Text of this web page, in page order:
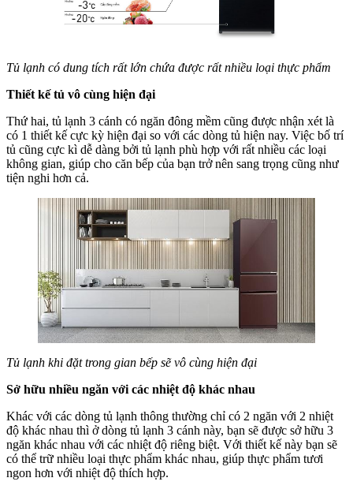
Tủ lạnh có dung tích rất lớn chứa được rất nhiều loại thực phẩm
Thiết kế tủ vô cùng hiện đại
Thứ hai, tủ lạnh 3 cánh có ngăn đông mềm cũng được nhận xét là
có 1 thiết kế cực kỳ hiện đại so với các dòng tủ hiện nay. Việc bố trí
tủ cũng cực kì dễ dàng bởi tủ lạnh phù hợp với rất nhiều các loại
không gian, giúp cho căn bếp của bạn trở nên sang trọng cũng như
tiện nghi hơn cả.
Tủ lạnh khi đặt trong gian bếp sẽ vô cùng hiện đại
Sở hữu nhiều ngăn với các nhiệt độ khác nhau
Khác với các dòng tủ lạnh thông thường chỉ có 2 ngăn với 2 nhiệt
độ khác nhau thì ở dòng tủ lạnh 3 cánh này, bạn sẽ được sở hữu 3
ngăn khác nhau với các nhiệt độ riêng biệt. Với thiết kế này bạn sẽ
có thể trữ nhiều loại thực phẩm khác nhau, giúp thực phẩm tươi
ngon hơn với nhiệt độ thích hợp.